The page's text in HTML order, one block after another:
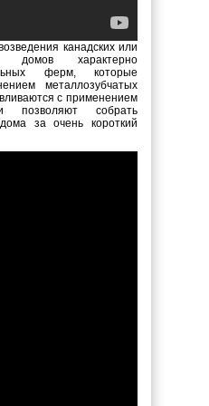
канадских или
домов характерно
ферм, которые
металлозубчатых
с применением
позволяют собрать
за очень короткий